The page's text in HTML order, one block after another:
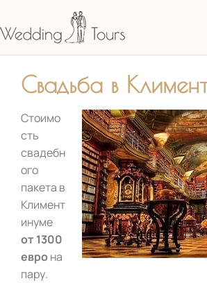
к
содержимому
Свадьба в
Стоимо
сть
свадебн
ого
пакета в
Климент
инуме
от 1300
еврона
пару.